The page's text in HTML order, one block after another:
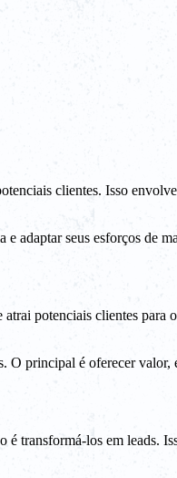
clientes. Isso
seus esforços de
potenciais clientes
principal é oferecer valor,
transformá-los em leads.